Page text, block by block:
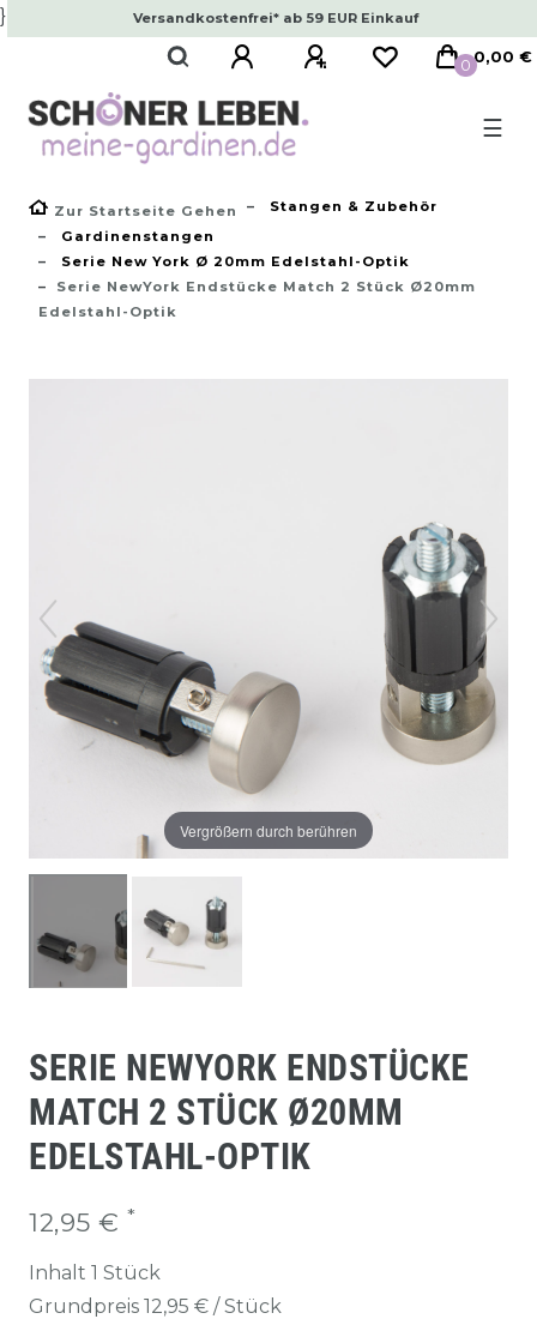
} Versandkostenfrei* ab 59 EUR Einkauf
0 0,00 €
☰
Zur Startseite Gehen
Stangen & Zubehör
Gardinenstangen
Serie New York Ø 20mm Edelstahl-Optik
Serie NewYork Endstücke Match 2 Stück Ø20mm
Edelstahl-Optik
Vergrößern durch berühren
SERIE NEWYORK ENDSTÜCKE
MATCH 2 STÜCK Ø20MM
EDELSTAHL-OPTIK
12,95 € *
Inhalt 1 Stück
Grundpreis 12,95 € / Stück